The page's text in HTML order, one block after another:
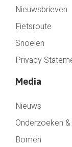
Nieuwsbrieven
Fietsroute
Snoeien
Privacy
Media
Nieuws
Onderzoeken
Bomen